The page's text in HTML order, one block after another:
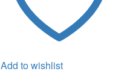
Add to wishlist